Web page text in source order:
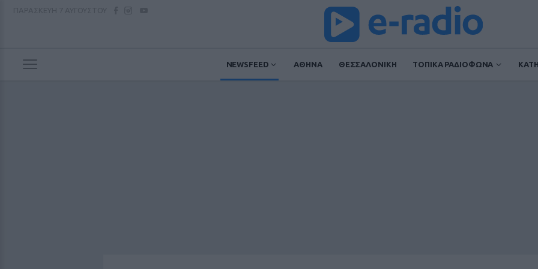
NEWSFEED ΑΘΗΝΑ ΘΕΣΣΑΛΟΝΙΚΗ ΤΟΠΙΚΑ ΡΑΔΙΟΦΩΝΑ